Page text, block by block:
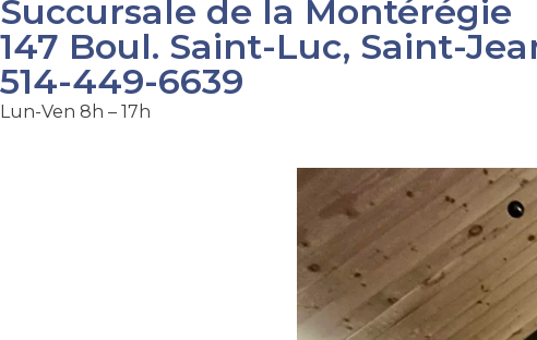
Succursale de la Montérégie
147 Boul. Saint-Luc, Saint-
514-449-6639
Lun-Ven 8h – 17h